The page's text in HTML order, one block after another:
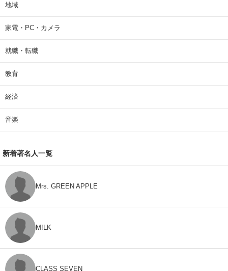
地域
家電・PC・カメラ
就職・転職
教育
経済
音楽
新着著名人一覧
Mrs. GREEN APPLE
M!LK
CLASS SEVEN